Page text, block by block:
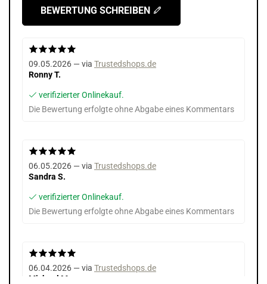
BEWERTUNG SCHREIBEN
09.05.2026 — via Trustedshops.de
Ronny T.
verifizierter Onlinekauf.
Die Bewertung erfolgte ohne Abgabe eines Kommentars
06.05.2026 — via Trustedshops.de
Sandra S.
verifizierter Onlinekauf.
Die Bewertung erfolgte ohne Abgabe eines Kommentars
06.04.2026 — via Trustedshops.de
Michael M.